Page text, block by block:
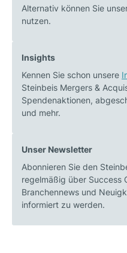
eines
Fundings
Alternativ können Sie
nutzen.
Insights
Kennen Sie schon unsere
Steinbeis Mergers &
Spendenaktionen,
und mehr.
Unser Newsletter
Abonnieren Sie den
regelmäßig über Success
Branchennews und
informiert zu werden.